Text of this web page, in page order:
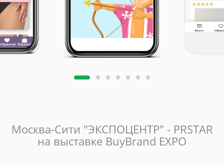
Москва-Сити "ЭКСПОЦЕНТР" - PRSTAR
на выставке BuyBrand EXPO